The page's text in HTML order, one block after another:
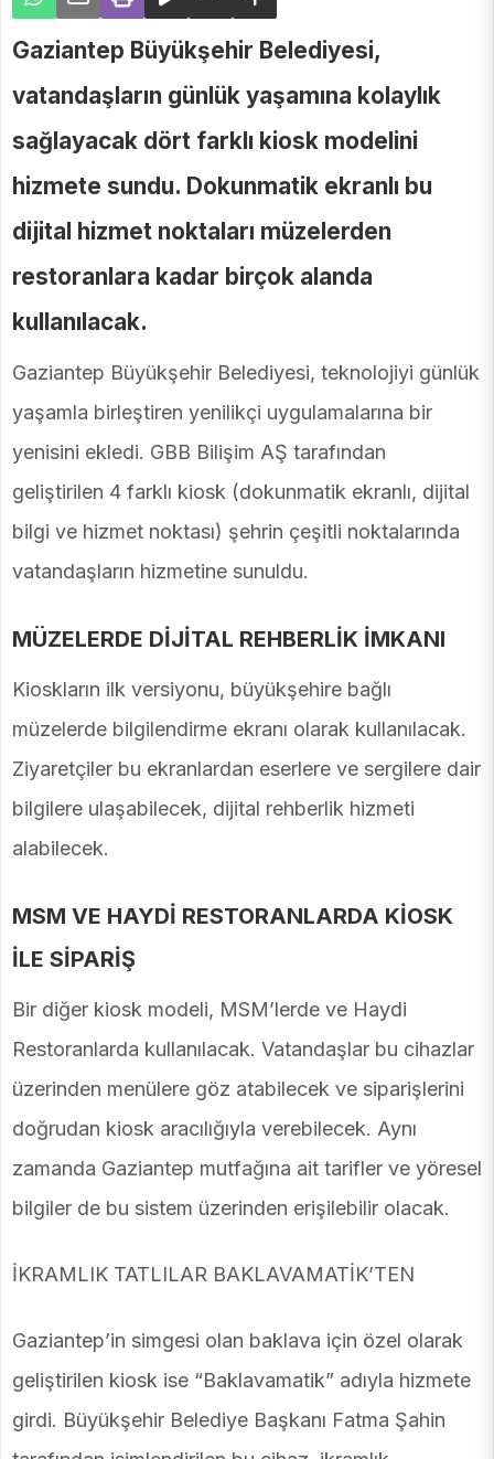
Gaziantep Büyükşehir Belediyesi,
vatandaşların günlük yaşamına kolaylık
sağlayacak dört farklı kiosk modelini
hizmete sundu. Dokunmatik ekranlı bu
dijital hizmet noktaları müzelerden
restoranlara kadar birçok alanda
kullanılacak.
Gaziantep Büyükşehir Belediyesi, teknolojiyi günlük
yaşamla birleştiren yenilikçi uygulamalarına bir
yenisini ekledi. GBB Bilişim AŞ tarafından
geliştirilen 4 farklı kiosk (dokunmatik ekranlı, dijital
bilgi ve hizmet noktası) şehrin çeşitli noktalarında
vatandaşların hizmetine sunuldu.
MÜZELERDE DİJİTAL REHBERLİK İMKANI
Kioskların ilk versiyonu, büyükşehire bağlı
müzelerde bilgilendirme ekranı olarak kullanılacak.
Ziyaretçiler bu ekranlardan eserlere ve sergilere dair
bilgilere ulaşabilecek, dijital rehberlik hizmeti
alabilecek.
MSM VE HAYDİ RESTORANLARDA KİOSK
İLE SİPARİŞ
Bir diğer kiosk modeli, MSM’lerde ve Haydi
Restoranlarda kullanılacak. Vatandaşlar bu cihazlar
üzerinden menülere göz atabilecek ve siparişlerini
doğrudan kiosk aracılığıyla verebilecek. Aynı
zamanda Gaziantep mutfağına ait tarifler ve yöresel
bilgiler de bu sistem üzerinden erişilebilir olacak.
İKRAMLIK TATLILAR BAKLAVAMATİK’TEN
Gaziantep’in simgesi olan baklava için özel olarak
geliştirilen kiosk ise “Baklavamatik” adıyla hizmete
girdi. Büyükşehir Belediye Başkanı Fatma Şahin